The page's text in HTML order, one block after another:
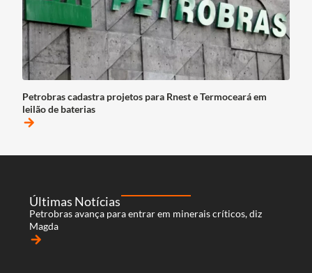
Petrobras cadastra projetos para Rnest e Termoceará em
leilão de baterias
arrow_forward
Últimas Notícias
Petrobras avança para entrar em minerais críticos, diz
Magda
arrow_forward